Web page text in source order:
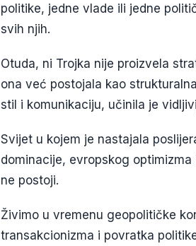
politike, jedne vlade ili jedne
svih njih.
Otuda, ni Trojka nije proizvela
ona već postojala kao
stil i komunikaciju, učinila je
Svijet u kojem je nastajala
dominacije, evropskog
ne postoji.
Živimo u vremenu geopolitičke
transakcionizma i povratka